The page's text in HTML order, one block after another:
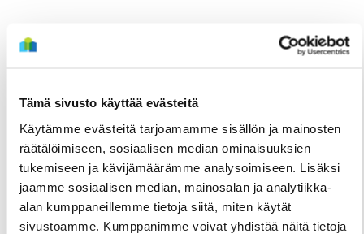
Tämä sivusto käyttää evästeitä
Käytämme evästeitä tarjoamamme sisällön ja mainosten
räätälöimiseen, sosiaalisen median ominaisuuksien
tukemiseen ja kävijämäärämme analysoimiseen. Lisäksi
jaamme sosiaalisen median, mainosalan ja analytiikka-
alan kumppaneillemme tietoja siitä, miten käytät
sivustoamme. Kumppanimme voivat yhdistää näitä tietoja